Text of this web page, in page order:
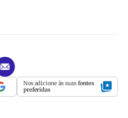
Nos adicione às suas fontes
preferidas